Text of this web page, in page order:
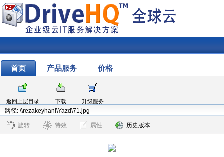
首页 产品服务 价格
返回上层目录 下载
升级服务
路径: \\rezakeyhani\Yazd\71.jpg
旋转 特效 属性 历史版本